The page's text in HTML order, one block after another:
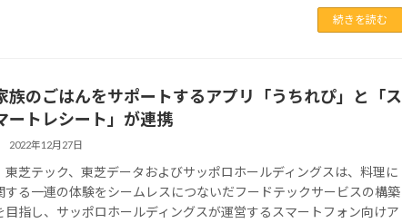
続きを読む
族のごはんをサポートするアプリ「うちれぴ」と「ス
ートレシート」が連携
2022年12月27日
東芝テック、東芝データおよびサッポロホールディングスは、料理に
する一連の体験をシームレスにつないだフードテックサービスの構築
目指し、サッポロホールディングスが運営するスマートフォン向けア